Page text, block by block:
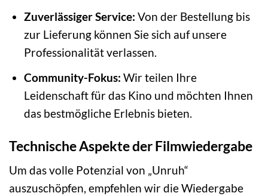
Zuverlässiger Service: Von der Bestellung bis
zur Lieferung können Sie sich auf unsere
Professionalität verlassen.
Community-Fokus: Wir teilen Ihre
Leidenschaft für das Kino und möchten Ihnen
das bestmögliche Erlebnis bieten.
Technische Aspekte der Filmwiedergabe
Um das volle Potenzial von „Unruh“
auszuschöpfen, empfehlen wir die Wiedergabe